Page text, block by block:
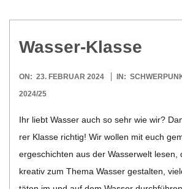
O
N
O
R
E
Was­ser-Klasse
2024-
02-
ON: 23. FEBRUAR 2024 IN:
2024/25
Ihr liebt Was­ser auch so sehr wie wir?
rer Klasse rich­tig! Wir wol­len mit euch
er­ge­schich­ten aus der Was­ser­welt lesen,
krea­tiv zum Thema Was­ser gestal­ten,